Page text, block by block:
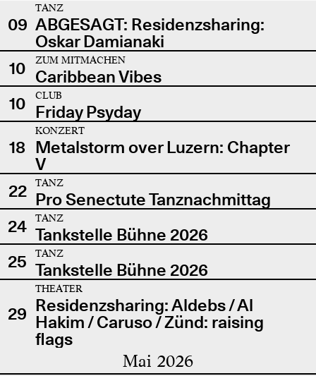
09
TANZ
ABGESAGT: Residenzsharing:
Oskar Damianaki
10
ZUM MITMACHEN
Caribbean Vibes
10
CLUB
Friday Psyday
18
KONZERT
Metalstorm over Luzern: Chapter
V
22
TANZ
Pro Senectute Tanznachmittag
24
TANZ
Tankstelle Bühne 2026
25
TANZ
Tankstelle Bühne 2026
29
THEATER
Residenzsharing: Aldebs / Al
Hakim / Caruso / Zünd: raising
flags
Mai 2026